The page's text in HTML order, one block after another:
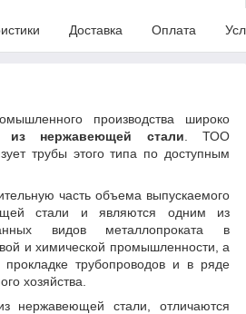
Доставка Оплата
производства широко
из нержавеющей стали . ТОО
трубы этого типа по доступным
часть объема выпускаемого
стали и являются одним из
видов металлопроката в
и химической промышленности, а
прокладке трубопроводов и в ряде
хозяйства.
нержавеющей стали, отличаются